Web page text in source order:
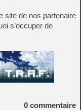
site de nos partenaire
s’occuper de
0 commentaire